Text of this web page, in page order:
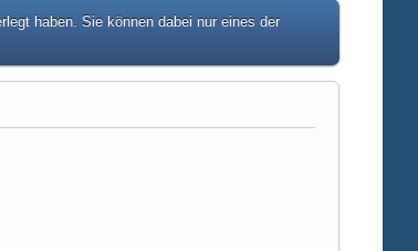
haben. Sie können dabei nur eines der